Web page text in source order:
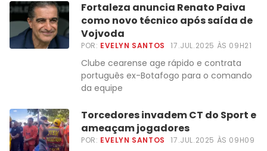
Fortaleza anuncia Renato Paiva
como novo técnico após saída de
Vojvoda
POR: EVELYN SANTOS 17.JUL.2025 ÀS 09H21
Clube cearense age rápido e contrata
português ex-Botafogo para o comando
da equipe
Torcedores invadem CT do Sport e
ameaçam jogadores
POR: EVELYN SANTOS 17.JUL.2025 ÀS 09H09